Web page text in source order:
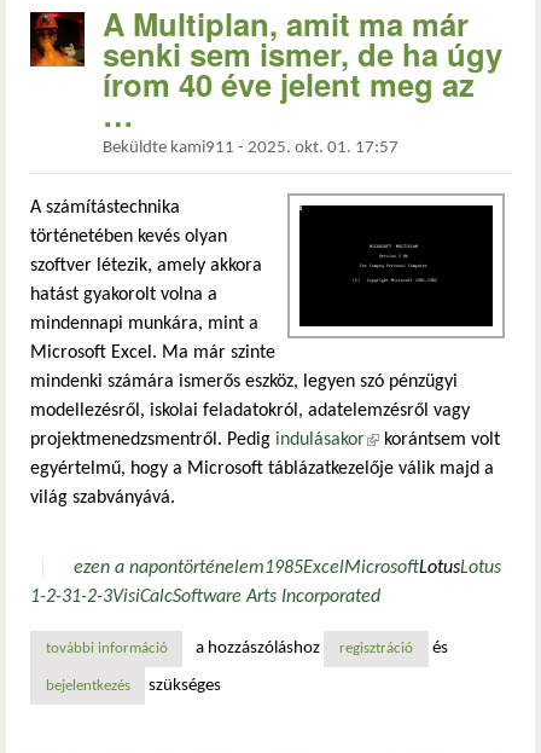
A Multiplan, amit ma már
senki sem ismer, de ha úgy
írom 40 éve jelent meg az
…
Beküldte kami911 - 2025. okt. 01. 17:57
A számítástechnika
történetében kevés olyan
szoftver létezik, amely akkora
hatást gyakorolt volna a
mindennapi munkára, mint a
Microsoft Excel. Ma már szinte
mindenki számára ismerős eszköz, legyen szó pénzügyi
modellezésről, iskolai feladatokról, adatelemzésről vagy
projektmenedzsmentről. Pedig indulásakor(külső hivatkozás)
korántsem volt
egyértelmű, hogy a Microsoft táblázatkezelője válik majd a
világ szabványává.
ezen a napontörténelem1985ExcelMicrosoftLotusLotus
1-2-31-2-3VisiCalcSoftware Arts Incorporated
további információa multiplan, amit ma már senki sem ismer, de ha úgy
a hozzászóláshoz regisztráció és
bejelentkezés szükséges